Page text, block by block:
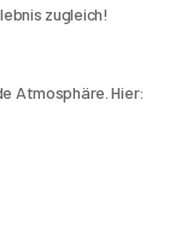
zugleich!
Atmosphäre. Hier: